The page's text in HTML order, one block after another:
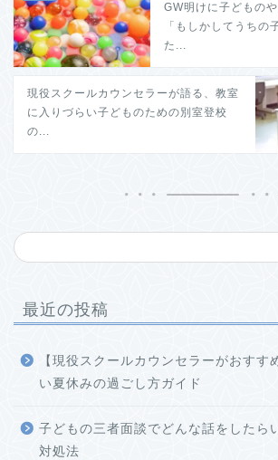
GW明けに子どもの
「もしかしてうちの
た...
現役スクールカウンセラーが語る、教室
に入りづらい子どものための別室登校
の...
最近の投稿
【現役スクールカウンセラーがおすす
い夏休みの過ごし方ガイド
子どもの三者面談でどんな話をしたら
対処法